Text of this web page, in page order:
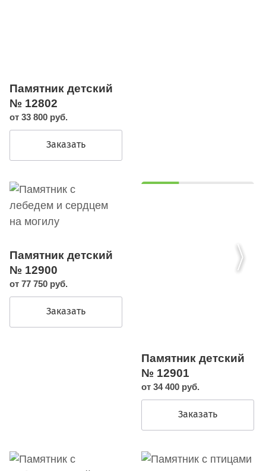
Памятник детский
№ 12802
от 33 800 руб.
Заказать
Памятник детский
№ 12900
от 77 750 руб.
Заказать
Памятник детский
№ 12901
от 34 400 руб.
Заказать